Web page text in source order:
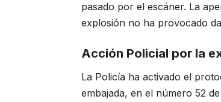
pasado por el escáner. La
explosión no ha provocado
Acción Policial por la
La Policía ha activado el
embajada, en el número 52